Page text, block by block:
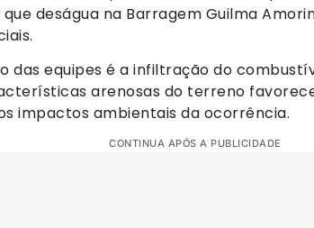
deságua na Barragem Guilma
das equipes é a infiltração do
arenosas do terreno
impactos ambientais da ocorrência.
CONTINUA APÓS A PUBLICIDADE